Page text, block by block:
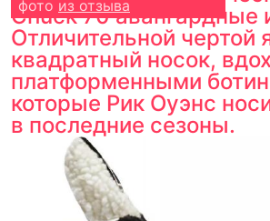
Chuck 70 авангардные
фото из отзыва
фото из отзыва
Отличительной чертой
квадратный носок,
платформенными
которые Рик Оуэнс
в последние сезоны.